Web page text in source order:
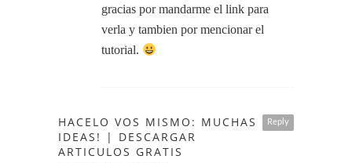
gracias por mandarme el link para
verla y tambien por mencionar el
tutorial.
Reply
HACELO VOS MISMO: MUCHAS
IDEAS! | DESCARGAR
ARTICULOS GRATIS